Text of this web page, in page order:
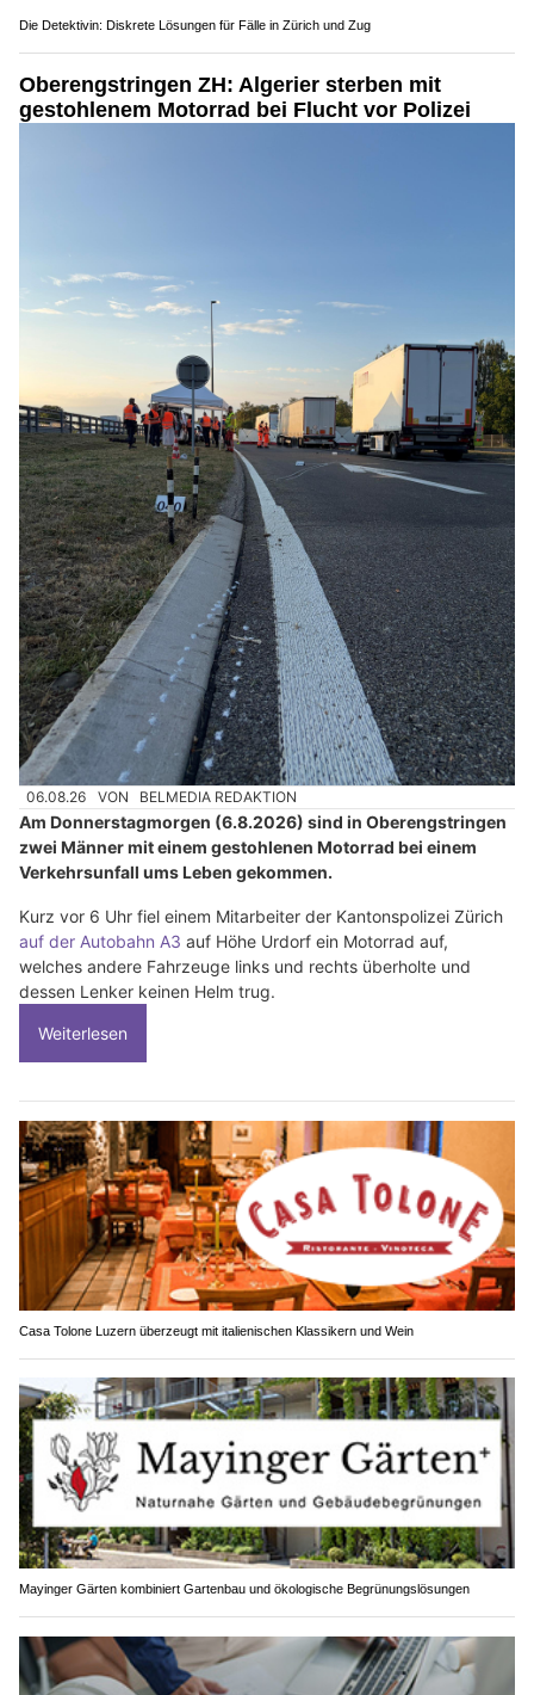
Die Detektivin: Diskrete Lösungen für Fälle in Zürich und Zug
Oberengstringen ZH: Algerier sterben mit
gestohlenem Motorrad bei Flucht vor Polizei
06.08.26 VON BELMEDIA REDAKTION
Am Donnerstagmorgen (6.8.2026) sind in Oberengstringen
zwei Männer mit einem gestohlenen Motorrad bei einem
Verkehrsunfall ums Leben gekommen.
Kurz vor 6 Uhr fiel einem Mitarbeiter der Kantonspolizei Zürich
auf der Autobahn A3 auf Höhe Urdorf ein Motorrad auf,
welches andere Fahrzeuge links und rechts überholte und
dessen Lenker keinen Helm trug.
Weiterlesen
Casa Tolone Luzern überzeugt mit italienischen Klassikern und Wein
Mayinger Gärten kombiniert Gartenbau und ökologische Begrünungslösungen